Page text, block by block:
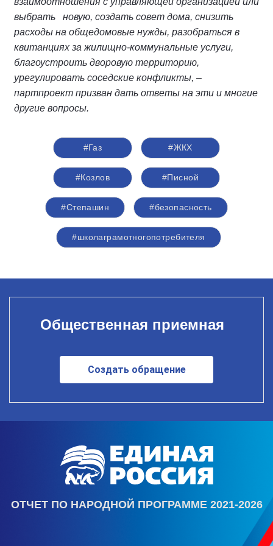
выбрать новую, создать совет дома, снизить
расходы на общедомовые нужды, разобраться в
квитанциях за жилищно-коммунальные услуги,
благоустроить дворовую территорию,
урегулировать соседские конфликты, –
партпроект призван дать ответы на эти и многие
другие вопросы.
#Газ #ЖКХ
#Козлов #Писной
#Степашин #безопасность
#школаграмотногопотребителя
Общественная приемная
Создать обращение
ОТЧЕТ ПО НАРОДНОЙ ПРОГРАММЕ 2021-2026